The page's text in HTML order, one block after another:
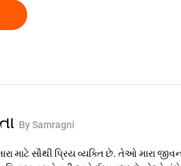
By Samragni
મારા માટે સૌથી પ્રિય વ્યક્તિ છે. તેઓ મારા